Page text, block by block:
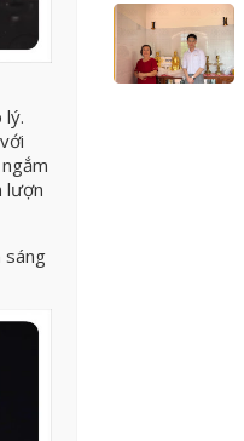
lý.
lượn
sáng